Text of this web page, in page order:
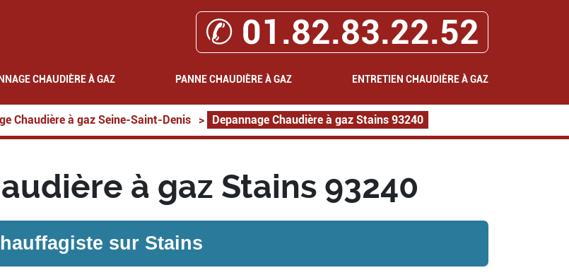
✆ 01.82.83.22.52
CHAUDIÈRE À GAZ PANNE CHAUDIÈRE À GAZ ENTRETIEN CHAUDIÈRE À GAZ
Chaudière à gaz Seine-Saint-Denis > Depannage Chaudière à gaz Stains 93240
à gaz Stains 93240
sur Stains